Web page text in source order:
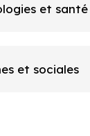
et santé
et sociales